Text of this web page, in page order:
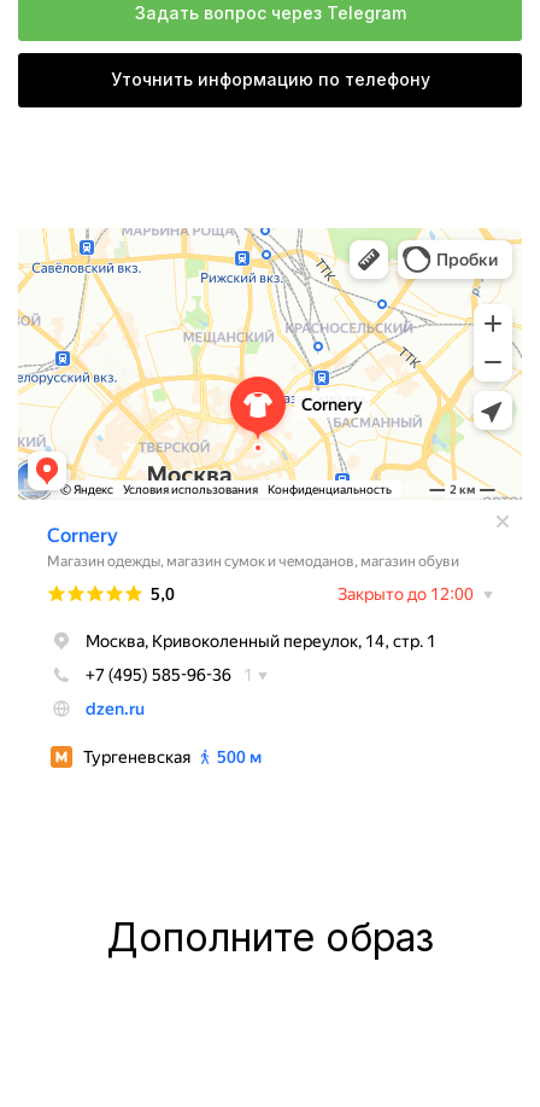
Задать вопрос через Telegram
Уточнить информацию по телефону
Дополните образ